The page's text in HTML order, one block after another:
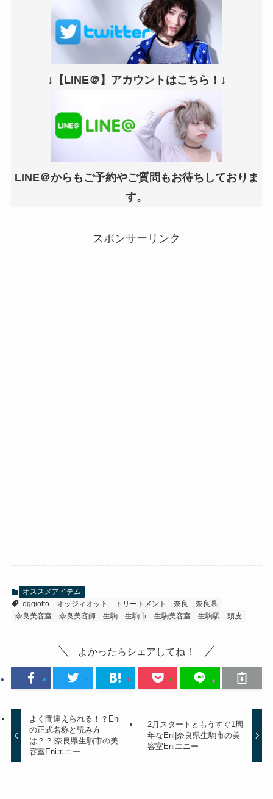
↓【LINE＠】アカウントはこちら！↓
LINE＠からもご予約やご質問もお待ちしておりま
す。
スポンサーリンク
オススメアイテム
oggiotto
オッジィオット トリートメント 奈良
奈良県
奈良美容室
奈良美容師 生駒 生駒市 生駒美容室 生駒駅 頭皮
よかったらシェアしてね！
よく間違えられる！？Eni
の正式名称と読み方
は？？|奈良県生駒市の美
容室Eniエニー
2月スタートともうすぐ1周
年なEni|奈良県生駒市の美
容室Eniエニー